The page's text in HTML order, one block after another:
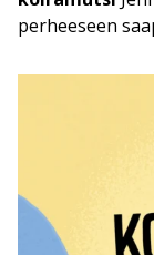
perheeseen